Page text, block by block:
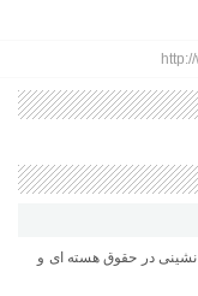
در حقوق هسته ای و